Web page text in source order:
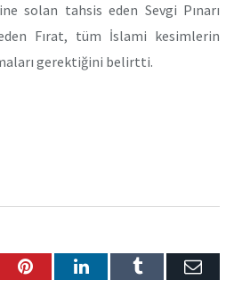
solan tahsis eden Sevgi Pınarı
Fırat, tüm İslami kesimlerin
gerektiğini belirtti.
PinterestLinkedInTumblr E-